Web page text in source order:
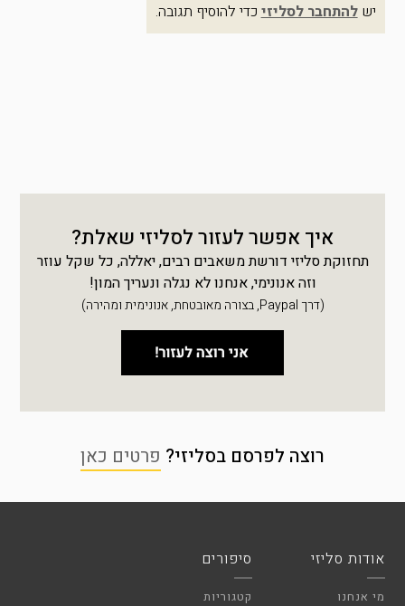
ישלהתחבר לסליזיכדי להוסיף תגובה.
איך אפשר לעזור לסליזי שאלת?
תחזוקת סליזי דורשת משאבים רבים, יאללה, כל שקל עוזר
וזה אנונימי, אנחנו לא נגלה ונעריך המון!
(דרך Paypal, בצורה מאובטחת, אנונימית ומהירה)
רוצה לפרסם בסליזי? פרטים כאן
אודות סליזי
מי אנחנו
סיפורים
קטגוריות